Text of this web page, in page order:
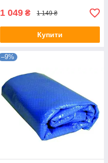
1 049 ₴ 1 149 ₴
Купити
–9%